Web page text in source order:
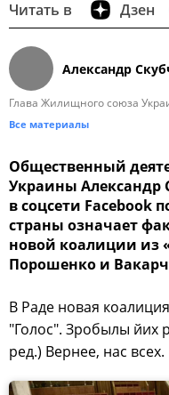
Читать в Дзен
Александр
Глава Жилищного союза
Все материалы
Общественный
Украины Александр
в соцсети Facebook
страны означает
новой коалиции из
Порошенко и
В Раде новая
"Голос". Зробылы йих
ред.) Вернее, нас всех.